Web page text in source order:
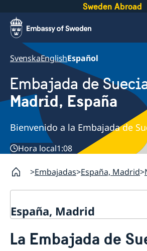
Sweden Abroad
SvenskaEnglishEspañol
Embajada de
Madrid, España
Bienvenido a la Embajada de
Hora local1:08
Embajadas España, Madrid
España, Madrid
Sobre nosotros
La Embajada de